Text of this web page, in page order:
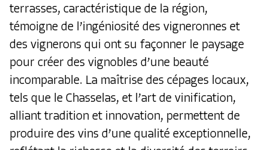
terrasses, caractéristique de la région,
témoigne de l’ingéniosité des vigneronnes et
des vignerons qui ont su façonner le paysage
pour créer des vignobles d’une beauté
incomparable. La maîtrise des cépages locaux,
tels que le Chasselas, et l’art de vinification,
alliant tradition et innovation, permettent de
produire des vins d’une qualité exceptionnelle,